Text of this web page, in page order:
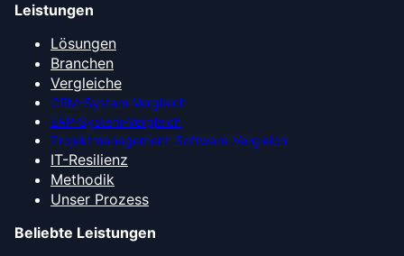
Leistungen
Lösungen
Branchen
Vergleiche
CRM-System-Vergleich
ERP-System-Vergleich
Projektmanagement-Software-Vergleich
IT-Resilienz
Methodik
Unser Prozess
Beliebte Leistungen